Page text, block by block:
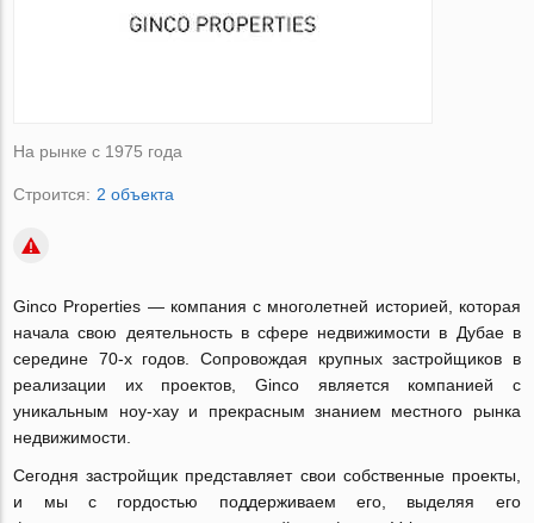
На рынке с 1975 года
Строится: 2 объекта
Ginco Properties — компания с многолетней историей, которая
начала свою деятельность в сфере недвижимости в Дубае в
середине 70-х годов. Сопровождая крупных застройщиков в
реализации их проектов, Ginco является компанией с
уникальным ноу-хау и прекрасным знанием местного рынка
недвижимости.
Сегодня застройщик представляет свои собственные проекты,
и мы с гордостью поддерживаем его, выделяя его